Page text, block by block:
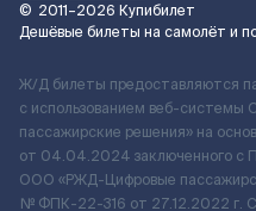
© 2011–2026 Купибилет
Дешёвые билеты на самолёт и
Ж/Д билеты предоставляются
с использованием веб-
пассажирские решения» на
от 04.04.2024 заключенного с
ООО «РЖД-Цифровые
№ ФПК-22-316 от 27.12.2022 г.